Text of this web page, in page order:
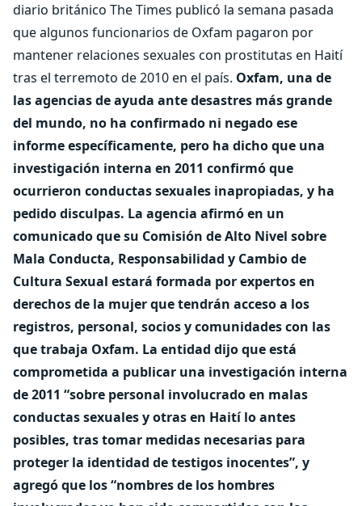
diario británico The Times publicó la semana pasada
que algunos funcionarios de Oxfam pagaron por
mantener relaciones sexuales con prostitutas en Haití
tras el terremoto de 2010 en el país. Oxfam, una de
las agencias de ayuda ante desastres más grande
del mundo, no ha confirmado ni negado ese
informe específicamente, pero ha dicho que una
investigación interna en 2011 confirmó que
ocurrieron conductas sexuales inapropiadas, y ha
pedido disculpas. La agencia afirmó en un
comunicado que su Comisión de Alto Nivel sobre
Mala Conducta, Responsabilidad y Cambio de
Cultura Sexual estará formada por expertos en
derechos de la mujer que tendrán acceso a los
registros, personal, socios y comunidades con las
que trabaja Oxfam. La entidad dijo que está
comprometida a publicar una investigación interna
de 2011 “sobre personal involucrado en malas
conductas sexuales y otras en Haití lo antes
posibles, tras tomar medidas necesarias para
proteger la identidad de testigos inocentes”, y
agregó que los “nombres de los hombres